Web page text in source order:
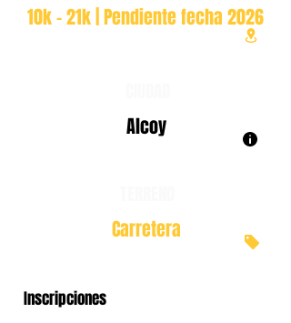
10k - 21k | Pendiente fecha 2026
Alcoy
Carretera
Inscripciones